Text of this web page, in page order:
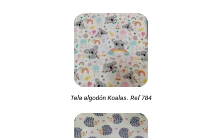
Tela algodón Koalas. Ref 784